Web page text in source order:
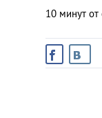
10 минут от